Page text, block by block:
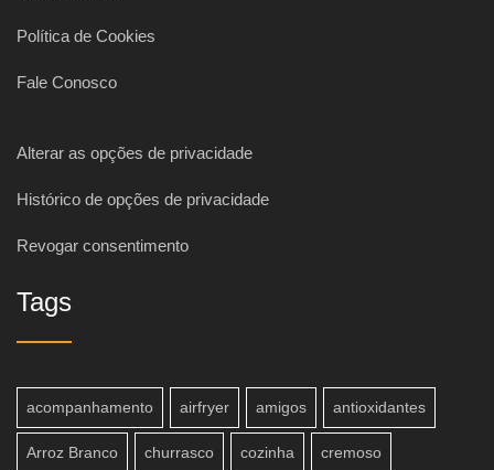
Política de Cookies
Fale Conosco
Alterar as opções de privacidade
Histórico de opções de privacidade
Revogar consentimento
Tags
acompanhamento airfryer amigos antioxidantes
Arroz Branco churrasco cozinha cremoso